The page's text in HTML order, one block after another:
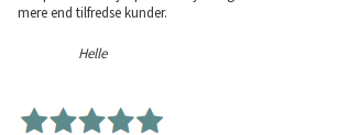
mere end tilfredse kunder.
Helle